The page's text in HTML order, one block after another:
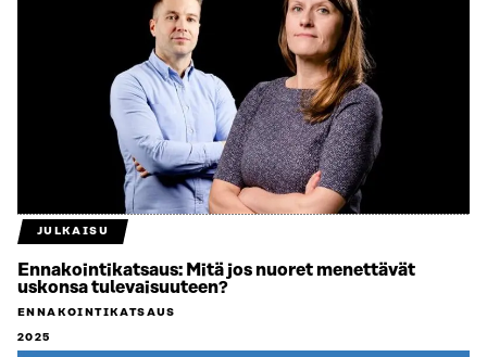
JULKAISU
Ennakointikatsaus: Mitä jos nuoret menettävät
uskonsa tulevaisuuteen?
ENNAKOINTIKATSAUS
2025